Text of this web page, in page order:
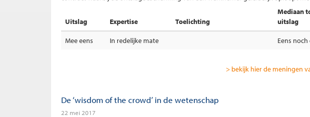
Uitslag Expertise Toelichting
Mediaan
uitslag
Mee eens In redelijke mate Eens
> bekijk hier de meningen
De ‘wisdom of the crowd’ in de wetenschap
22 mei 2017